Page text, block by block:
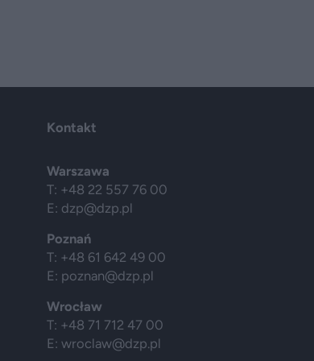
Kontakt
Warszawa
T: +48 22 557 76 00
E: dzp@dzp.pl
Poznań
T: +48 61 642 49 00
E: poznan@dzp.pl
Wrocław
T: +48 71 712 47 00
E: wroclaw@dzp.pl